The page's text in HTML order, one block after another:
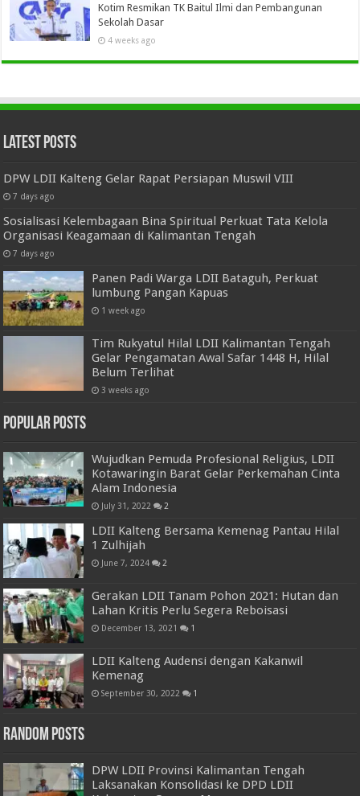
Kotim Resmikan TK Baitul Ilmi dan Pembangunan
Sekolah Dasar
4 weeks ago
Latest Posts
DPW LDII Kalteng Gelar Rapat Persiapan Muswil VIII
7 days ago
Sosialisasi Kelembagaan Bina Spiritual Perkuat Tata Kelola
Organisasi Keagamaan di Kalimantan Tengah
7 days ago
Panen Padi Warga LDII Bataguh, Perkuat
lumbung Pangan Kapuas
1 week ago
Tim Rukyatul Hilal LDII Kalimantan Tengah
Gelar Pengamatan Awal Safar 1448 H, Hilal
Belum Terlihat
3 weeks ago
Popular Posts
Wujudkan Pemuda Profesional Religius, LDII
Kotawaringin Barat Gelar Perkemahan Cinta
Alam Indonesia
July 31, 2022 2
LDII Kalteng Bersama Kemenag Pantau Hilal
1 Zulhijah
June 7, 2024 2
Gerakan LDII Tanam Pohon 2021: Hutan dan
Lahan Kritis Perlu Segera Reboisasi
December 13, 2021 1
LDII Kalteng Audensi dengan Kakanwil
Kemenag
September 30, 2022 1
Random Posts
DPW LDII Provinsi Kalimantan Tengah
Laksanakan Konsolidasi ke DPD LDII